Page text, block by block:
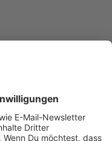
werden
Da gibt es
sind notwendig,
die